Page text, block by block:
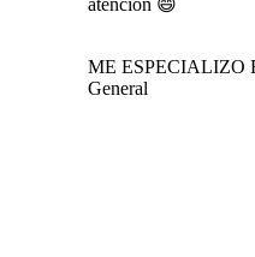
atención 😄
ME ESPECIALIZO
General